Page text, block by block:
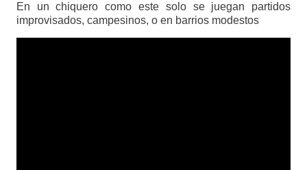
En un chiquero como este solo se juegan partidos
improvisados, campesinos, o en barrios modestos